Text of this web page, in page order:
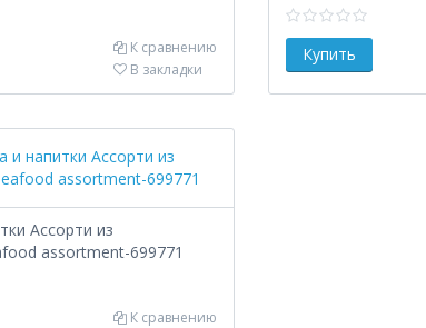
К сравнению
В закладки
Ассорти из
assortment-699771
К сравнению